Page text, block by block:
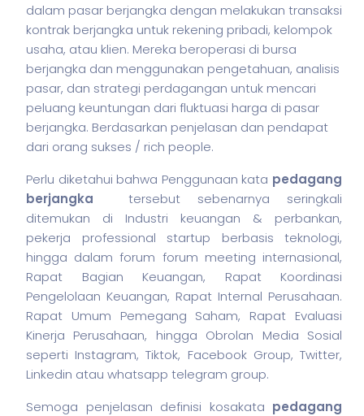
dalam pasar berjangka dengan melakukan transaksi
kontrak berjangka untuk rekening pribadi, kelompok
usaha, atau klien. Mereka beroperasi di bursa
berjangka dan menggunakan pengetahuan, analisis
pasar, dan strategi perdagangan untuk mencari
peluang keuntungan dari fluktuasi harga di pasar
berjangka. Berdasarkan penjelasan dan pendapat
dari orang sukses / rich people.
Perlu diketahui bahwa Penggunaan kata pedagang
berjangka tersebut sebenarnya seringkali
ditemukan di Industri keuangan & perbankan,
pekerja professional startup berbasis teknologi,
hingga dalam forum forum meeting internasional,
Rapat Bagian Keuangan, Rapat Koordinasi
Pengelolaan Keuangan, Rapat Internal Perusahaan.
Rapat Umum Pemegang Saham, Rapat Evaluasi
Kinerja Perusahaan, hingga Obrolan Media Sosial
seperti Instagram, Tiktok, Facebook Group, Twitter,
Linkedin atau whatsapp telegram group.
Semoga penjelasan definisi kosakata pedagang